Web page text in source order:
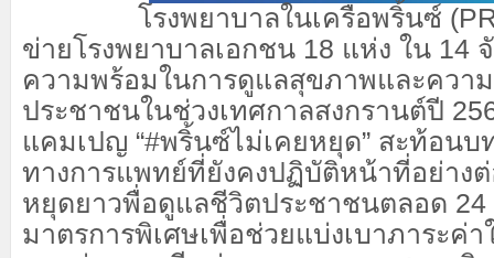
โรงพยาบาลในเครือพริ้นซ์ (
ข่ายโรงพยาบาลเอกชน 18 แห่ง ใน 14
ความพร้อมในการดูแลสุขภาพและควา
ประชาชนในช่วงเทศกาลสงกรานต์ปี
แคมเปญ “#พริ้นซ์ไม่เคยหยุด” สะท้อนบ
ทางการแพทย์ที่ยังคงปฏิบัติหน้าที่อย่าง
หยุดยาวพื่อดูแลชีวิตประชาชนตลอด 24
มาตรการพิเศษเพื่อช่วยแบ่งเบาภาระค่